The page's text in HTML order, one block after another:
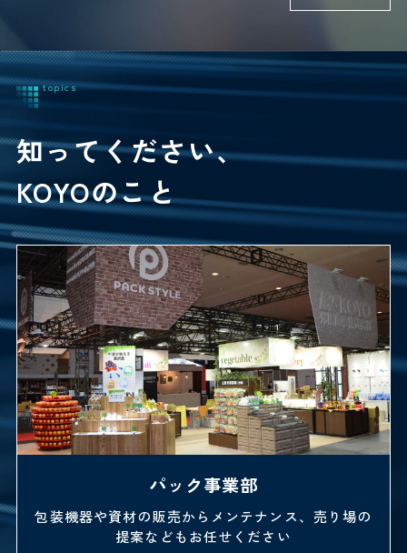
知ってください、
KOYOのこと
物流事業部
広大な倉庫スペースと倉庫管理システムで確かな物
流を築きます